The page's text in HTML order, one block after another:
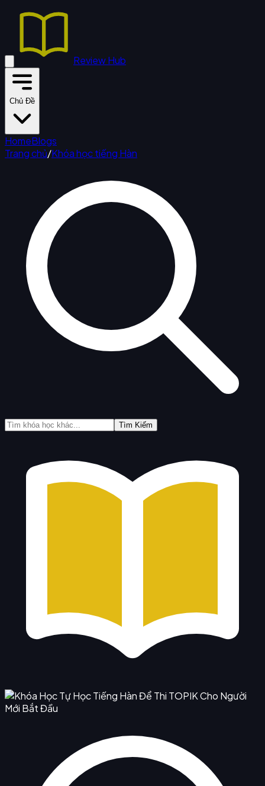
Review Hub
Chủ Đề
HomeBlogs
Trang chủ/Khóa học tiếng Hàn
Tìm Kiếm